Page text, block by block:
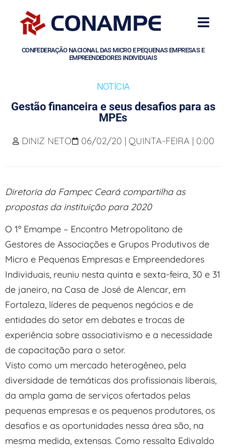
CONFEDERAÇÃO NACIONAL DAS MICRO E PEQUENAS EMPRESAS E
EMPREENDEDORES INDIVIDUAIS
NOTÍCIA
Gestão financeira e seus desafios para as
MPEs
DINIZ NETO 06/02/20 | QUINTA-FEIRA | 0:00
Diretoria da Fampec Ceará compartilha as
propostas da instituição para 2020
O 1º Emampe – Encontro Metropolitano de
Gestores de Associações e Grupos Produtivos de
Micro e Pequenas Empresas e Empreendedores
Individuais, reuniu nesta quinta e sexta-feira, 30 e 31
de janeiro, na Casa de José de Alencar, em
Fortaleza, líderes de pequenos negócios e de
entidades do setor em debates e trocas de
experiência sobre associativismo e a necessidade
de capacitação para o setor.
Visto como um mercado heterogêneo, pela
diversidade de temáticas dos profissionais liberais,
da ampla gama de serviços ofertados pelas
pequenas empresas e os pequenos produtores, os
desafios e as oportunidades nessa área são, na
mesma medida, extensas. Como ressalta Edivaldo